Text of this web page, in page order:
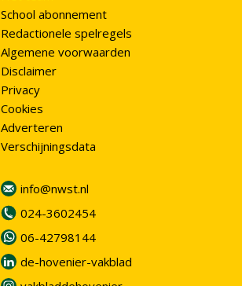
School abonnement
Redactionele spelregels
Algemene voorwaarden
Disclaimer
Privacy
Cookies
Adverteren
Verschijningsdata
info@nwst.nl
024-3602454
06-42798144
de-hovenier-vakblad